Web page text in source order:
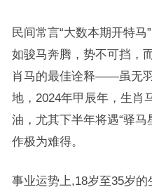
民间常言“大数本期开特
如骏马奔腾，势不可挡，
肖马的最佳诠释——虽无
地，2024年甲辰年，生肖
油，尤其下半年将遇“驿
作极为难得。
事业运势上,18岁至35岁的